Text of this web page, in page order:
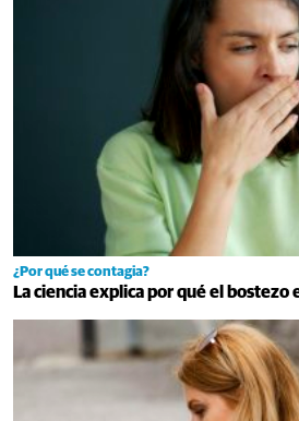
¿Por qué se contagia?
La ciencia explica por qué el bostezo